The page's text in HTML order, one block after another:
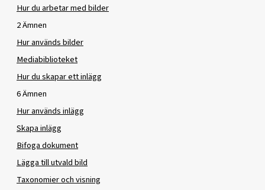
Hur du arbetar med bilder
2 Ämnen
Hur används bilder
Mediabiblioteket
Hur du skapar ett inlägg
6 Ämnen
Hur används inlägg
Skapa inlägg
Bifoga dokument
Lägga till utvald bild
Taxonomier och visning